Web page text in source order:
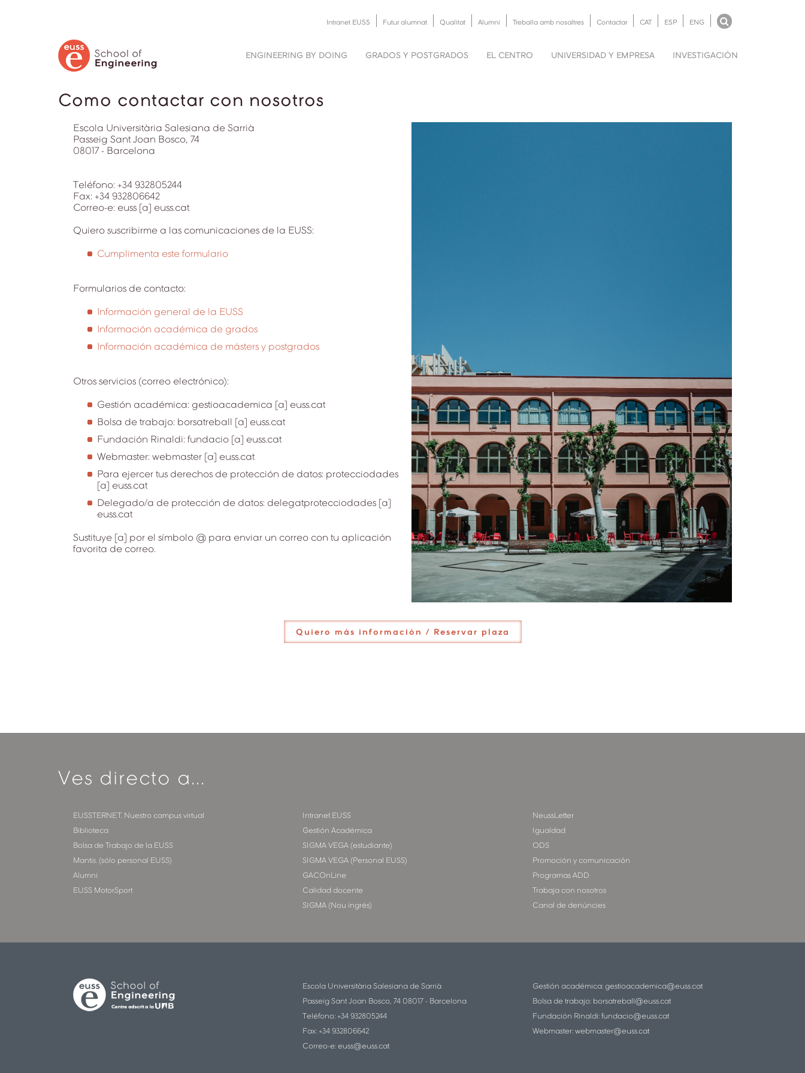
BUSCAR
Intranet EUSS Futur alumnat Qualitat Alumni Treballa amb nosaltres Contactar CAT ESP ENG
ENGINEERING BY DOING GRADOS Y POSTGRADOS EL CENTRO UNIVERSIDAD Y EMPRESA INVESTIGACIÓN
Como contactar con nosotros
Escola Universitària Salesiana de Sarrià
Passeig Sant Joan Bosco, 74
08017 - Barcelona
Teléfono: +34 932805244
Fax: +34 932806642
Correo-e: euss [a] euss.cat
Quiero suscribirme a las comunicaciones de la EUSS:
Cumplimenta este formulario
Formularios de contacto:
Información general de la EUSS
Información académica de grados
Información académica de másters y postgrados
Otros servicios (correo electrónico):
Gestión académica: gestioacademica [a] euss.cat
Bolsa de trabajo: borsatreball [a] euss.cat
Fundación Rinaldi: fundacio [a] euss.cat
Webmaster: webmaster [a] euss.cat
Para ejercer tus derechos de protección de datos: protecciodades
[a] euss.cat
Delegado/a de protección de datos: delegatprotecciodades [a]
euss.cat
Sustituye [a] por el símbolo @ para enviar un correo con tu aplicación
favorita de correo.
Quiero más información / Reservar plaza
Ves directo a...
EUSSTERNET. Nuestro campus virtual
Biblioteca
Bolsa de Trabajo de la EUSS
Mantis. (sólo personal EUSS)
Alumni
EUSS MotorSport
Intranet EUSS
Gestión Académica
SIGMA VEGA (estudiante)
SIGMA VEGA (Personal EUSS)
GACOnLine
Calidad docente
SIGMA (Nou ingrés)
NeussLetter
Igualdad
ODS
Promoción y comunicación
Programas ADD
Trabaja con nosotros
Canal de denúncies
Escola Universitària Salesiana de Sarrià
Passeig Sant Joan Bosco, 74 08017 - Barcelona
Teléfono: +34 932805244
Fax: +34 932806642
Correo-e:euss@euss.cat
Gestión académica: gestioacademica@euss.cat
Bolsa de trabajo: borsatreball@euss.cat
Fundación Rinaldi: fundacio@euss.cat
Webmaster: webmaster@euss.cat